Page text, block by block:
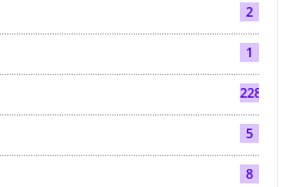
2
1
2286
5
8